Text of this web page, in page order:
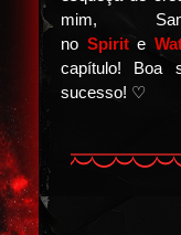
mim,
no Spirite
capítulo! Boa
sucesso! ♡